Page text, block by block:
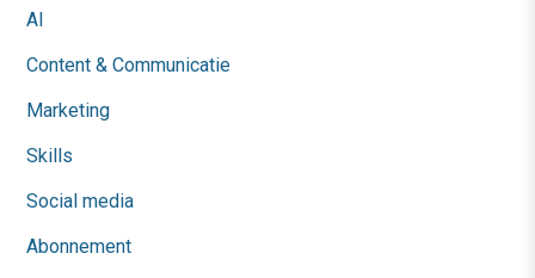
AI
Content & Communicatie
Marketing
Skills
Social media
Abonnement